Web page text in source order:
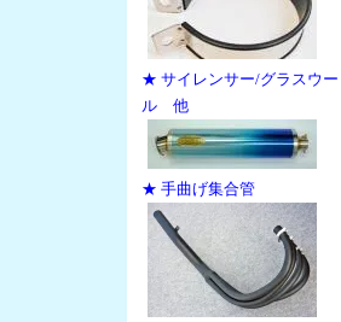
★ サイレンサー/グラスウー
ル 他
★ 手曲げ集合管